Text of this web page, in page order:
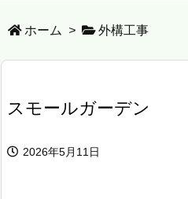
ホーム > 外構工事
スモールガーデン
2026年5月11日